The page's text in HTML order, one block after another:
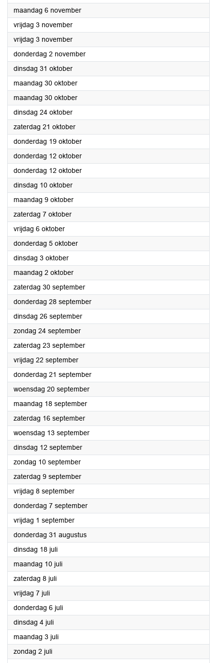
maandag 6 november2023
vrijdag 3 november2023
vrijdag 3 november2023
donderdag 2 november2023
dinsdag 31 oktober2023
maandag 30 oktober2023
maandag 30 oktober2023
dinsdag 24 oktober2023
zaterdag 21 oktober2023
donderdag 19 oktober2023
donderdag 12 oktober2023
donderdag 12 oktober2023
dinsdag 10 oktober2023
maandag 9 oktober2023
zaterdag 7 oktober2023
vrijdag 6 oktober2023
donderdag 5 oktober2023
dinsdag 3 oktober2023
maandag 2 oktober2023
zaterdag 30 september2023
donderdag 28 september2023
dinsdag 26 september2023
zondag 24 september2023
zaterdag 23 september2023
vrijdag 22 september2023
donderdag 21 september2023
woensdag 20 september2023
maandag 18 september2023
zaterdag 16 september2023
woensdag 13 september2023
dinsdag 12 september2023
zondag 10 september2023
zaterdag 9 september2023
vrijdag 8 september2023
donderdag 7 september2023
vrijdag 1 september2023
donderdag 31 augustus2023
dinsdag 18 juli2023
maandag 10 juli2023
zaterdag 8 juli2023
vrijdag 7 juli2023
donderdag 6 juli2023
dinsdag 4 juli2023
maandag 3 juli2023
zondag 2 juli2023